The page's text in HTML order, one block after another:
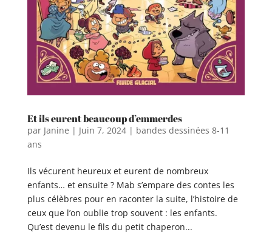
Et ils eurent beaucoup d’emmerdes
par Janine | Juin 7, 2024| bandes dessinées 8-11
ans
Ils vécurent heureux et eurent de nombreux
enfants… et ensuite ? Mab s’empare des contes les
plus célèbres pour en raconter la suite, l’histoire de
ceux que l’on oublie trop souvent : les enfants.
Qu’est devenu le fils du petit chaperon...